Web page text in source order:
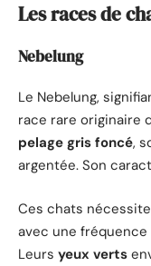
Les races de
Nebelung
Le Nebelung,
race rare originaire
pelage gris foncé,
argentée. Son
Ces chats
avec une
Leurs yeux verts